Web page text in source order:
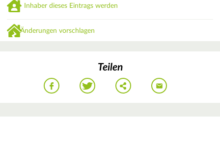
Inhaber dieses Eintrags werden
Änderungen vorschlagen
Teilen